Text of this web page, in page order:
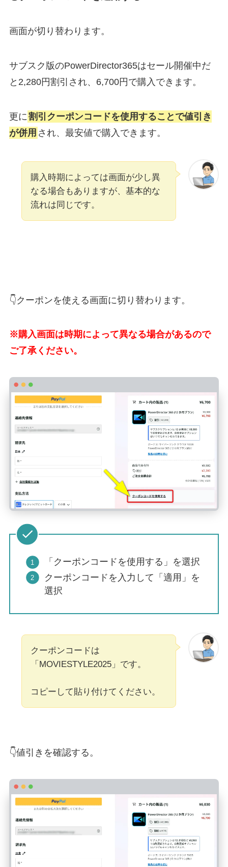
画面が切り替わります。
サブスク版のPowerDirector365はセール開催中だ
と2,280円割引され、6,700円で購入できます。
更に割引クーポンコードを使用することで値引き
が併用 され、最安値で購入できます。
購入時期によっては画面が少し異
なる場合もありますが、基本的な
流れは同じです。
👇クーポンを使える画面に切り替わります。
※購入画面は時期によって異なる場合があるので
ご了承ください。
「クーポンコードを使用する」を選択
クーポンコードを入力して「適用」を
選択
クーポンコードは
「MOVIESTYLE2025」です。
コピーして貼り付けてください。
👇値引きを確認する。